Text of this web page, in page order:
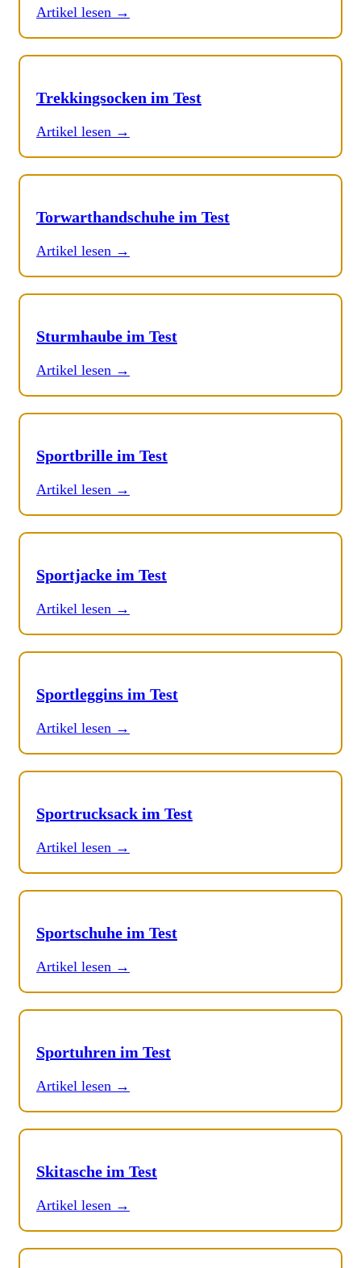
Artikel lesen →
Trekkingsocken im Test
Artikel lesen →
Torwarthandschuhe im Test
Artikel lesen →
Sturmhaube im Test
Artikel lesen →
Sportbrille im Test
Artikel lesen →
Sportjacke im Test
Artikel lesen →
Sportleggins im Test
Artikel lesen →
Sportrucksack im Test
Artikel lesen →
Sportschuhe im Test
Artikel lesen →
Sportuhren im Test
Artikel lesen →
Skitasche im Test
Artikel lesen →